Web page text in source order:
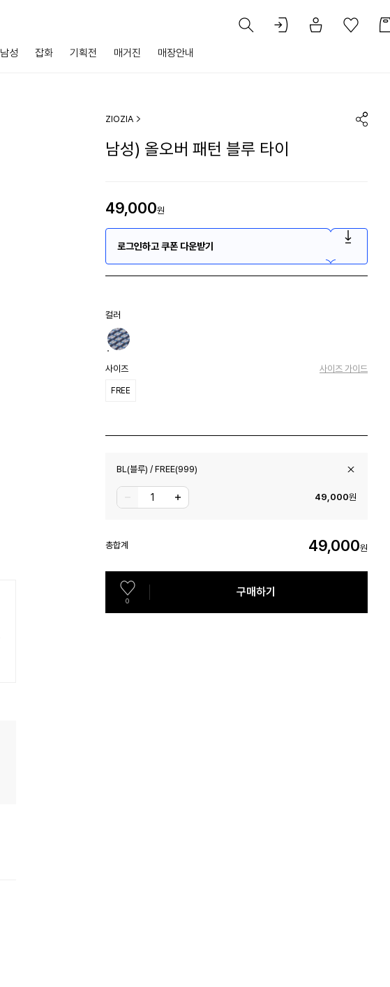
남성 잡화 기획전 매거진 매장안내
ZIOZIA
남성) 올오버 패턴 블루 타이
49,000원
로그인하고 쿠폰 다운받기
컬러
사이즈 사이즈 가이드
FREE
BL(블루) / FREE(999)
49,000원
총합계 49,000원
0
구매하기